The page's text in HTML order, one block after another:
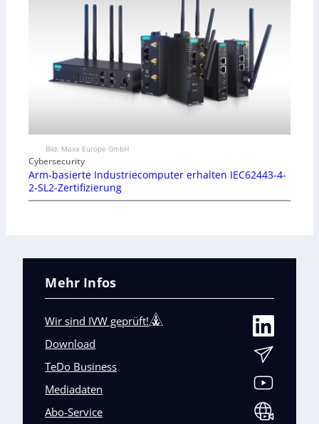
Bild: Moxa Europe GmbH
Cybersecurity
Arm-basierte Industriecomputer erhalten IEC62443-4-
2-SL2-Zertifizierung
Mehr Infos
Wir sind IVW geprüft!
Download
TeDo Business
Mediadaten
Abo-Service